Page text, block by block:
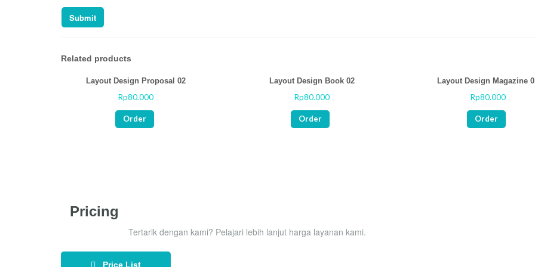
Related products
Layout Design Proposal 02
Rp80.000
Order
Layout Design Book 02
Rp80.000
Order
Layout Design Magazine
Rp80.000
Order
Pricing
Tertarik dengan kami? Pelajari lebih lanjut harga layanan kami.
Price List